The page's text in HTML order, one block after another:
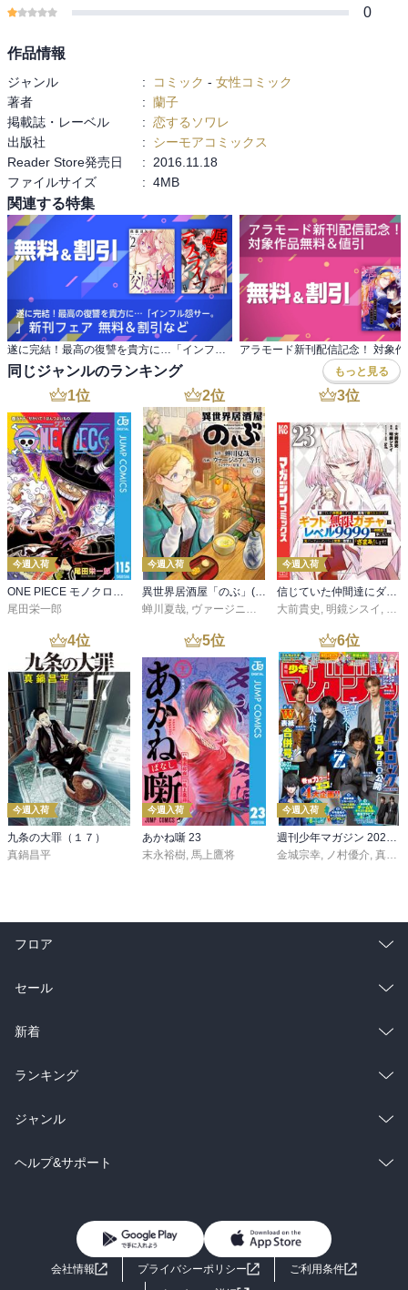
0
作品情報
ジャンル : コミック - 女性コミック
著者
: 蘭子
掲載誌・レーベル
: 恋するソワレ
出版社
:
シーモアコミックス
Reader Store発売日
:
2016.11.18
ファイルサイズ
: 4MB
関連する特集
遂に完結！最高の復讐を貴方に…「インフル怨サー。 」新刊フェア 無料＆割引など
同じジャンルのランキング もっと見る
1位
今週入荷
ONE PIECE モノクロ版 115
尾田栄一郎
2位
今週入荷
異世界居酒屋「のぶ」(22)
蝉川夏哉, ヴァージニア二等兵 ,転
3位
今週入荷
信じていた仲間達にダンジョン奥地で殺されかけたがギフト『無限ガチャ』でレベル９９９９の仲間達を手に入れて元パーティーメンバーと世界に復讐＆『ざまぁ！』します！（２３）
大前貴史 , 明鏡シスイ , ｔ
4位
今週入荷
九条の大罪（１７）
真鍋昌平
5位
今週入荷
あかね噺 23
末永裕樹 馬上鷹将
6位
今週入荷
金城宗幸
ノ村優介 真島ヒロ
フロア
総合
ラノベ
雑誌・グラビア
BL・TL
セール
総合
ラノベ
雑誌・グラビア
BL・TL
新着
総合
ラノベ
雑誌・グラビア
ランキング
総合
ラノベ
ジャンル
コミック
ライトノベル 男子向けラノベ
小説
ヘルプ&サポート
よくあるご質問 お問い合わせ
会社情報 プライバシーポリシー
ご利用条件